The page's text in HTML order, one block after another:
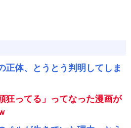
正体、とうとう判明してしま
狂ってる」ってなった漫画が